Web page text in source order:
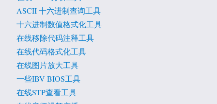
ASCII 十六进制查询工具
十六进制数值格式化工具
在线移除代码注释工具
在线代码格式化工具
在线图片放大工具
一些IBV BIOS工具
在线STP查看工具